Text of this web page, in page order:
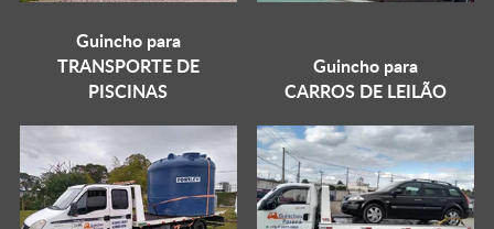
Guincho para
TRANSPORTE DE
PISCINAS
Guincho para
CARROS DE LEILÃO